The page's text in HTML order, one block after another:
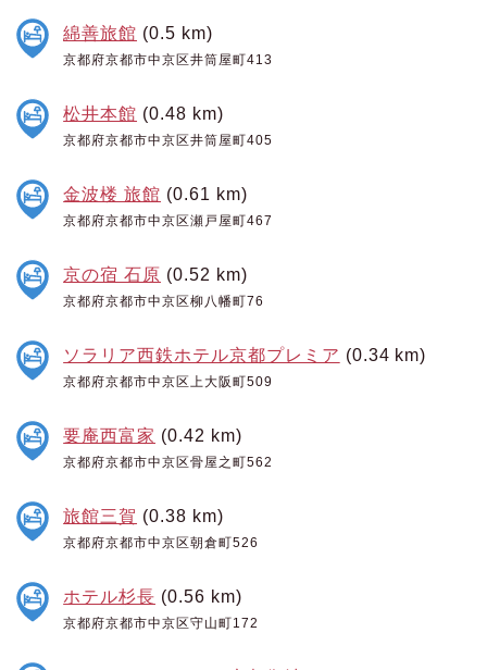
綿善旅館 (0.5 km)
京都府京都市中京区井筒屋町413
松井本館 (0.48 km)
京都府京都市中京区井筒屋町405
金波楼 旅館 (0.61 km)
京都府京都市中京区瀬戸屋町467
京の宿 石原 (0.52 km)
京都府京都市中京区柳八幡町76
ソラリア西鉄ホテル京都プレミア (0.34 km)
京都府京都市中京区上大阪町509
要庵西富家 (0.42 km)
京都府京都市中京区骨屋之町562
旅館三賀 (0.38 km)
京都府京都市中京区朝倉町526
ホテル杉長 (0.56 km)
京都府京都市中京区守山町172